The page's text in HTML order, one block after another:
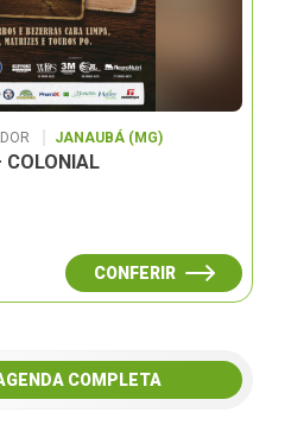
JANAUBÁ (MG)
COLONIAL
CONFERIR
COMPLETA